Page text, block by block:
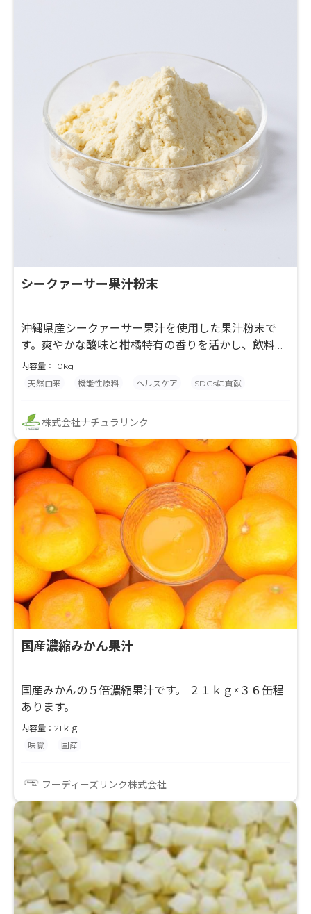
シークァーサー果汁粉末
沖縄県産シークァーサー果汁を使用した果汁粉末で
す。爽やかな酸味と柑橘特有の香りを活かし、飲料、
サプリメント、製菓、ゼリーなど幅広い用途に対応。
粉末化により取り扱いやすく、安定した配合設計が可
容市場向け原料として注目されています。
内容量：10kg
天然由来
機能性原料 ヘルスケア SDGsに貢献
株式会社ナチュラリンク
国産濃縮みかん果汁
国産みかんの５倍濃縮果汁です。 ２１ｋｇ×３６缶程
あります。
内容量：21ｋｇ
味覚
国産
フーディーズリンク株式会社